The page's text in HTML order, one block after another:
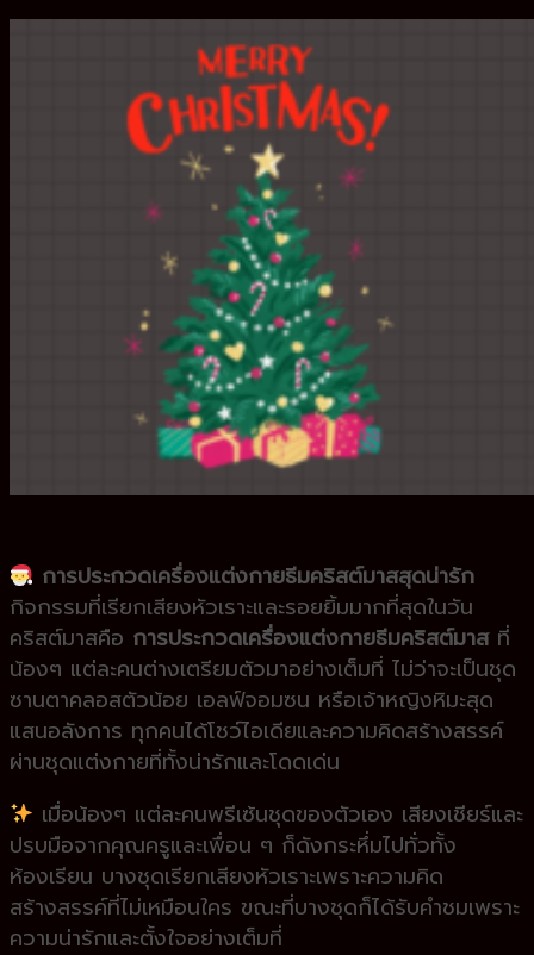
การประกวดเครื่องแต่งกายธีมคริสต์มาสสุดน่ารัก
กิจกรรมที่เรียกเสียงหัวเราะและรอยยิ้มมากที่สุดในวัน
คริสต์มาสคือ การประกวดเครื่องแต่งกายธีมคริสต์มาสที่
น้องๆ แต่ละคนต่างเตรียมตัวมาอย่างเต็มที่ ไม่ว่าจะเป็นชุด
ซานตาคลอสตัวน้อย เอลฟ์จอมซน หรือเจ้าหญิงหิมะสุด
แสนอลังการ ทุกคนได้โชว์ไอเดียและความคิดสร้างสรรค์
ผ่านชุดแต่งกายที่ทั้งน่ารักและโดดเด่น
เมื่อน้องๆ แต่ละคนพรีเซ้นชุดของตัวเอง เสียงเชียร์และ
ปรบมือจากคุณครูและเพื่อน ๆ ก็ดังกระหึ่มไปทั่วทั้ง
ห้องเรียน บางชุดเรียกเสียงหัวเราะเพราะความคิด
สร้างสรรค์ที่ไม่เหมือนใคร ขณะที่บางชุดก็ได้รับคำชมเพราะ
ความน่ารักและตั้งใจอย่างเต็มที่